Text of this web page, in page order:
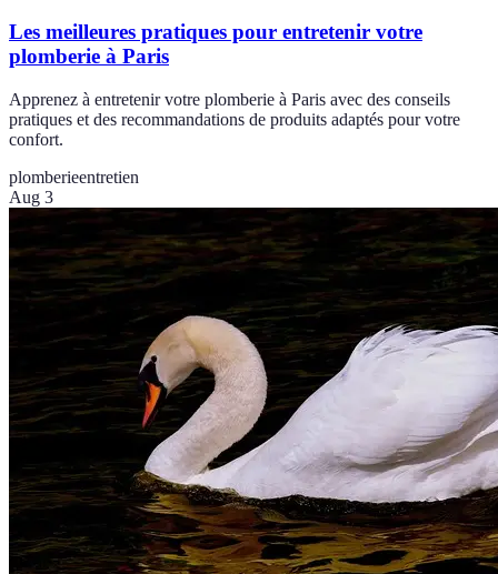
Les meilleures pratiques pour entretenir votre
plomberie à Paris
Apprenez à entretenir votre plomberie à Paris avec des conseils
pratiques et des recommandations de produits adaptés pour votre
confort.
plomberieentretien
Aug 3